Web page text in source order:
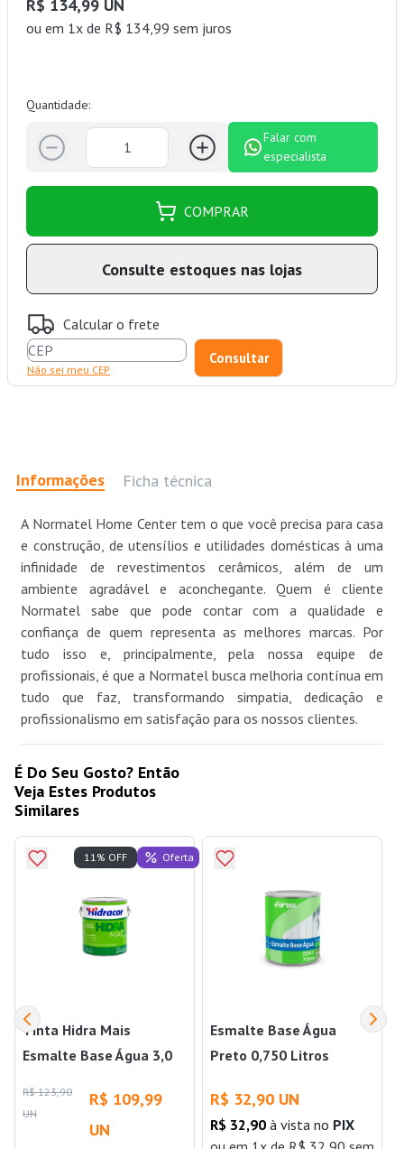
R$ 134,99 UN
ou em 1x de R$ 134,99 sem juros
Quantidade:
Falar com
especialista
COMPRAR
Consulte estoques nas lojas
Calcular o frete
Não sei meu CEP
Informações Ficha técnica
A Normatel Home Center tem o que você precisa para casa
e construção, de utensílios e utilidades domésticas à uma
infinidade de revestimentos cerâmicos, além de um
ambiente agradável e aconchegante. Quem é cliente
Normatel sabe que pode contar com a qualidade e
confiança de quem representa as melhores marcas. Por
tudo isso e, principalmente, pela nossa equipe de
profissionais, é que a Normatel busca melhoria contínua em
tudo que faz, transformando simpatia, dedicação e
profissionalismo em satisfação para os nossos clientes.
É Do Seu Gosto? Então
Veja Estes Produtos
Similares
Tinta Hidra Mais
Esmalte Base Água 3,0
Hidracor
R$ 123,90
UN
R$ 109,99
UN
11% OFF Oferta
Esmalte Base Água
Preto 0,750 Litros
R$ 32,90 UN
R$ 32,90 à vista no PIX